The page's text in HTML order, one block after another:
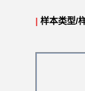
| 样本类型/